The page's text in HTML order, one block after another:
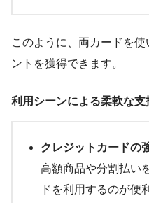
このように、両カードを
ントを獲得できます。
利用シーンによる柔軟な支
クレジットカードの
高額商品や分割払い
ドを利用するのが便